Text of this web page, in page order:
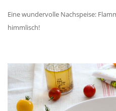
Eine wundervolle Nachspeise:
himmlisch!